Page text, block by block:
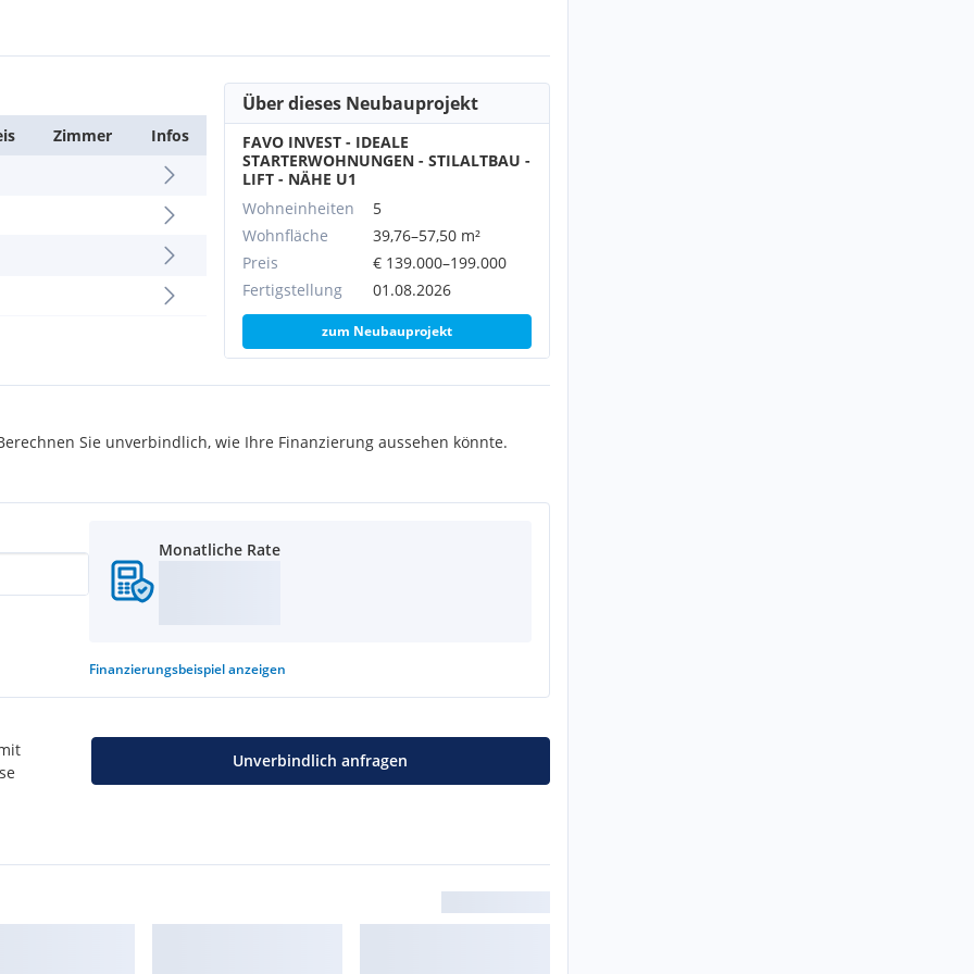
Auch der Arthaberpark ist
steht
vermittelnden Dritten ein
Zimmer Infos
Über dieses Neubauprojekt
FAVO INVEST - IDEALE
STARTERWOHNUNGEN - STILALTBAU -
LIFT - NÄHE U1
Wohneinheiten
5
Wohnfläche
39,76–57,50 m²
Preis
€ 139.000–199.000
Fertigstellung
01.08.2026
zum Neubauprojekt
Sie unverbindlich, wie Ihre Finanzierung aussehen könnte.
Monatliche Rate
Finanzierungsbeispielanzeigen
Unverbindlich anfragen